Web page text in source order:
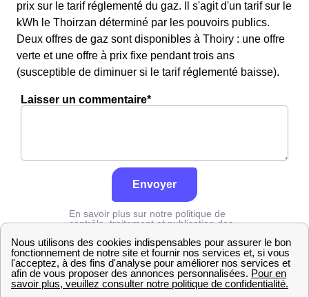
prix sur le tarif réglementé du gaz. Il s'agit d'un tarif sur le
kWh le Thoirzan déterminé par les pouvoirs publics.
Deux offres de gaz sont disponibles à Thoiry : une offre
verte et une offre à prix fixe pendant trois ans
(susceptible de diminuer si le tarif réglementé baisse).
Laisser un commentaire*
Envoyer
En savoir plus sur notre politique de
contrôle, traitement et publication des
Engie Savoie Thoiry